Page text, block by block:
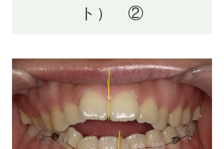
ト） ②